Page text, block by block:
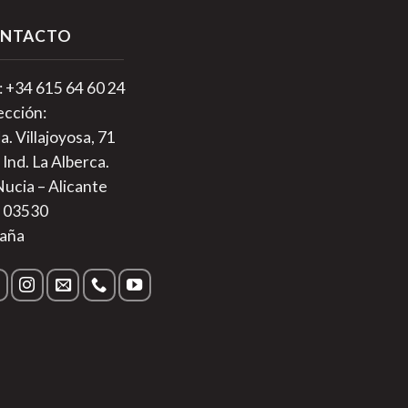
+34 615 64 60 24
Villajoyosa, 71
Ind. La Alberca.
– Alicante
03530